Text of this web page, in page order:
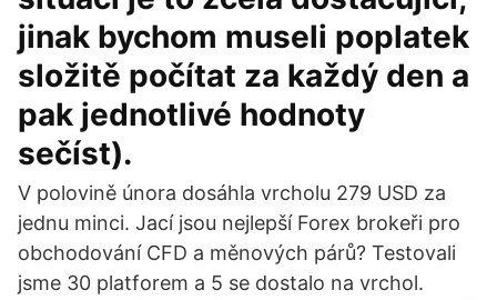
jinak bychom museli poplatek
složitě počítat za každý den a
pak jednotlivé hodnoty
sečíst).
V polovině února dosáhla vrcholu 279 USD za
jednu minci. Jací jsou nejlepší Forex brokeři pro
obchodování CFD a měnových párů? Testovali
jsme 30 platforem a 5 se dostalo na vrchol.